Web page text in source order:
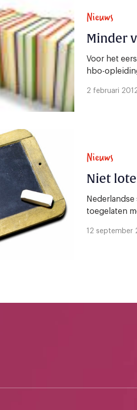
Nieuws
Minder
Voor het
hbo-
2 februari
Nieuws
Niet
toegelaten
12 september